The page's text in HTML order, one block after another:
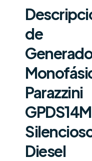
de
Parazzini
GPDS14M
Diesel